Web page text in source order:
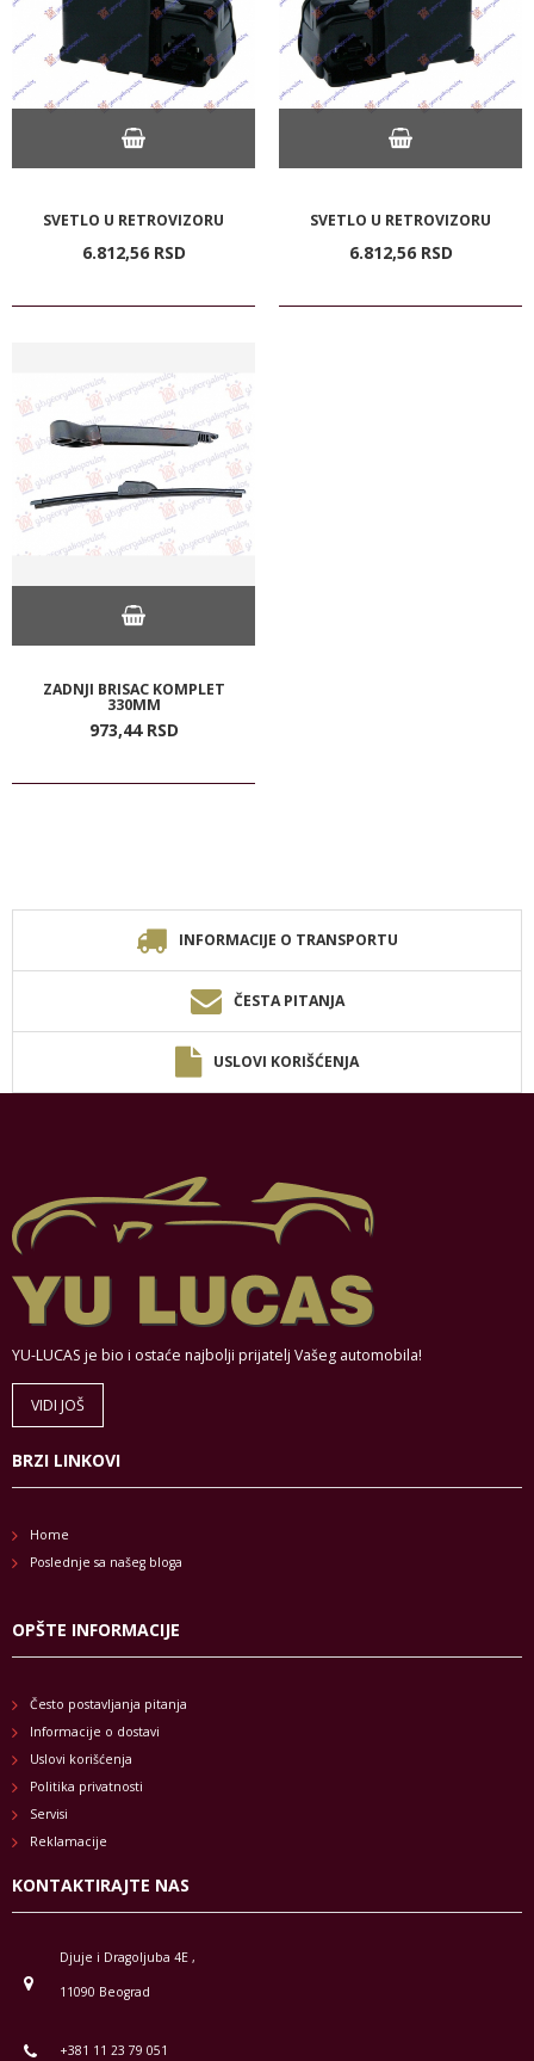
SVETLO U RETROVIZORU
6.812,56 RSD
SVETLO U RETROVIZORU
6.812,56 RSD
ZADNJI BRISAC KOMPLET
330MM
973,44 RSD
INFORMACIJE O TRANSPORTU
ČESTA PITANJA
USLOVI KORIŠĆENJA
YU-LUCAS je bio i ostaće najbolji prijatelj Vašeg automobila!
VIDI JOŠ
BRZI LINKOVI
Home
Poslednje sa našeg bloga
OPŠTE INFORMACIJE
Često postavljanja pitanja
Informacije o dostavi
Uslovi korišćenja
Politika privatnosti
Servisi
Reklamacije
KONTAKTIRAJTE NAS
Djuje i Dragoljuba 4E ,
11090 Beograd
+381 11 23 79 051